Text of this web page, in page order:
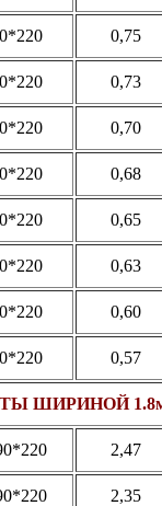
0,75
0,73
0,70
0,68
0,65
0,63
0,60
0,57
ШИРИНОЙ
2,47
2,35